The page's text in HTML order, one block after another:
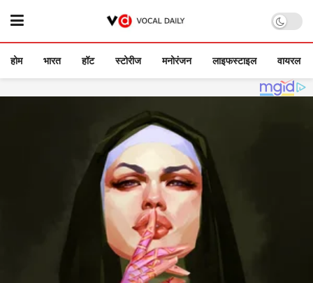
होम भारत हॉट स्टोरीज मनोरंजन लाइफस्टाइल वायरल